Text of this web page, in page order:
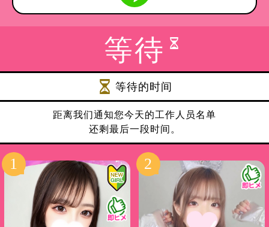
等待
等待的时间
距离我们通知您今天的工作人员名单
还剩最后一段时间。